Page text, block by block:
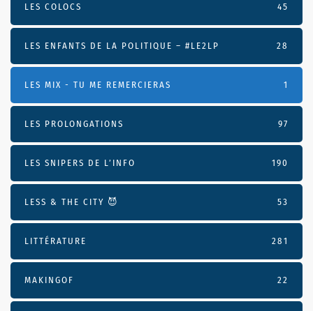
LES COLOCS 45
LES ENFANTS DE LA POLITIQUE – #LE2LP 28
LES MIX - TU ME REMERCIERAS 1
LES PROLONGATIONS 97
LES SNIPERS DE L’INFO 190
LESS & THE CITY 😈 53
LITTÉRATURE 281
MAKINGOF 22